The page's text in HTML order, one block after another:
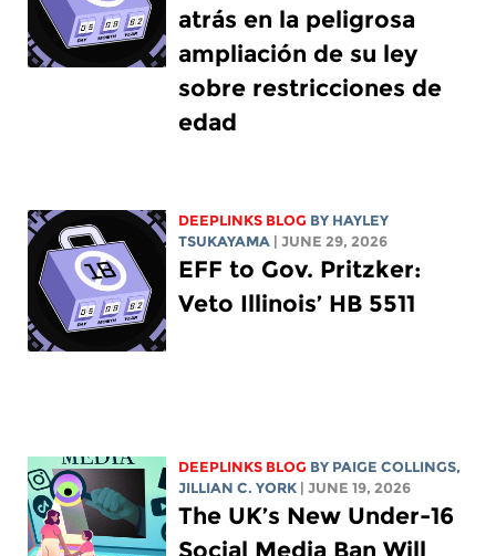
atrás en la peligrosa
ampliación de su ley
sobre restricciones de
edad
DEEPLINKS BLOG BY HAYLEY
TSUKAYAMA | JUNE 29, 2026
EFF to Gov. Pritzker:
Veto Illinois’ HB 5511
DEEPLINKS BLOG BY PAIGE COLLINGS,
JILLIAN C. YORK | JUNE 19, 2026
The UK’s New Under-16
Social Media Ban Will